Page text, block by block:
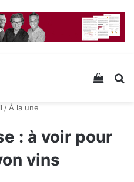
Voir
/ À la une
: à voir pour
vins